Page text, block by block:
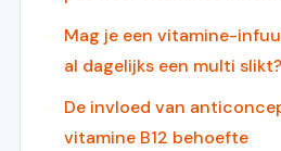
Mag je een vitamine-
al dagelijks een multi slikt?
De invloed van
vitamine B12 behoefte